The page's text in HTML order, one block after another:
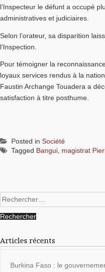
l’Inspecteur le défunt a occupé
administratives et judiciaires.
Selon l’orateur, sa disparition
l’Inspection.
Pour témoigner la
loyaux services rendus à la
Faustin Archange Touadera a
satisfaction à titre posthume.
Posted in Société
Tagged Bangui, magistrat
Rechercher :
Articles récents
Burkina Faso : le